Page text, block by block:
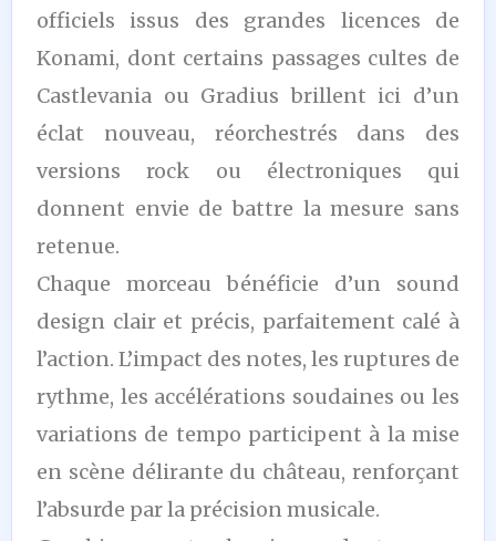
officiels issus des grandes licences de
Konami, dont certains passages cultes de
Castlevania ou Gradius brillent ici d’un
éclat nouveau, réorchestrés dans des
versions rock ou électroniques qui
donnent envie de battre la mesure sans
retenue.
Chaque morceau bénéficie d’un sound
design clair et précis, parfaitement calé à
l’action. L’impact des notes, les ruptures de
rythme, les accélérations soudaines ou les
variations de tempo participent à la mise
en scène délirante du château, renforçant
l’absurde par la précision musicale.